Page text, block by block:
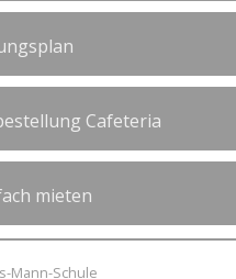
Cafeteria
mieten
Mann-Schule